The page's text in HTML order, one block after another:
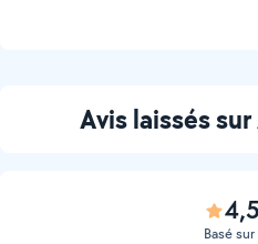
Avis laissés
Basé